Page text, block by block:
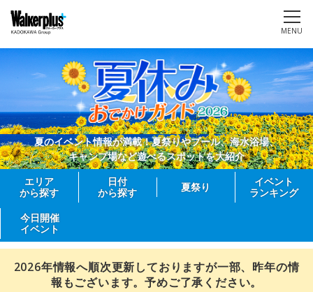
MENU
夏のイベント情報が満載！夏祭りやプール、海水浴場、
キャンプ場など遊べるスポットを大紹介
エリア
から探す
日付
から探す
夏祭り
イベント
ランキング
今日開催
イベント
2026年情報へ順次更新しておりますが一部、昨年の情
報もございます。予めご了承ください。